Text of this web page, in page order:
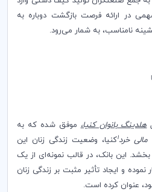
در ارائه فرصت بازگشت دوباره به
نامناسب، به شمار می‌رود.
هلدینگ بانوان کنیا، موفق شده که به
مالی خرد1کنیا، وضعیت زندگی زنان این
این بانک، در قالب نمونه‌ای از یک
نموده و ایجاد تأثیر مثبت بر زندگی زنان
عنوان کرده است.